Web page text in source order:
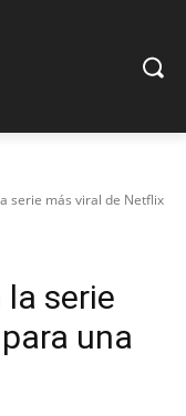
serie más viral de Netflix
la serie
una